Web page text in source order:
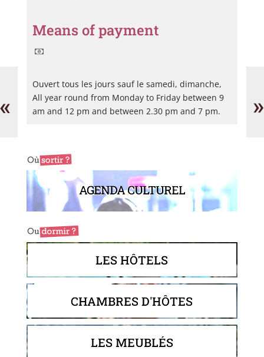
« »
Means of payment
Ouvert tous les jours sauf le samedi, dimanche,
All year round from Monday to Friday between 9
am and 12 pm and between 2.30 pm and 7 pm.
AGENDA CULTUREL
LES HÔTELS
CHAMBRES D'HÔTES
LES MEUBLÉS